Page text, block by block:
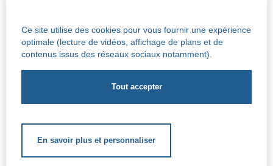
Ce site utilise des cookies pour vous fournir une expérience
optimale (lecture de vidéos, affichage de plans et de
contenus issus des réseaux sociaux notamment).
En savoir plus et personnaliser
Epicerie sociale
Socio-culturel
Soutien scolaire